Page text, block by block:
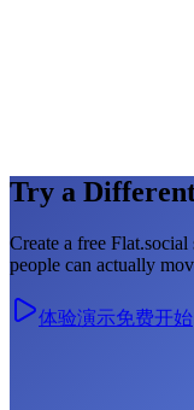
Try a
Create a free
people can actually
体验演示免费开始